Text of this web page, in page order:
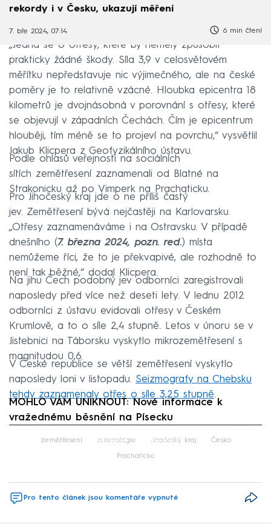
rekordy i v Česku, ukazují měření
7. bře 2024, 07:14 6 min čtení
„Jedná se o otřesy, které by neměly způsobit
prakticky žádné škody. Síla 3,9 v celosvětovém
měřítku nepředstavuje nic výjimečného, ale na české
poměry je to relativně vzácné. Hloubka epicentra 18
kilometrů je dvojnásobná v porovnání s otřesy, které
se objevují v západních Čechách. Čím je epicentrum
hlouběji, tím méně se to projeví na povrchu,“ vysvětlil
Jakub Klicpera z Geofyzikálního ústavu.
Podle ohlasů veřejnosti na sociálních
sítích zemětřesení zaznamenali od Blatné na
Strakonicku až po Vimperk na Prachaticku.
Pro Jihočeský kraj jde o ne příliš častý
jev. Zemětřesení bývá nejčastěji na Karlovarsku.
„Otřesy zaznamenáváme i na Ostravsku. V případě
dnešního (7. března 2024, pozn. red.) místa
nemůžeme říci, že to je překvapivé, ale rozhodně to
není tak běžné,“ dodal Klicpera.
Na jihu Čech podobný jev odborníci zaregistrovali
naposledy před více než deseti lety. V lednu 2012
odborníci z ústavu evidovali otřesy v Českém
Krumlově, a to o síle 2,4 stupně. Letos v únoru se v
Jistebnici na Táborsku vyskytlo mikrozemětřesení s
magnitudou 0,6.
V České republice se větší zemětřesení vyskytlo
naposledy loni v listopadu. Seizmografy na Chebsku
tehdy zaznamenaly otřes o síle 3,25 stupně.
MOHLO VÁM UNIKNOUT: Nové informace k
vražednému běsnění na Písecku
Failed to fetch
zemětřesení seismologie Jihočeský kraj Česko
Prachaticko
Pro tento článek jsou komentáře vypnuté